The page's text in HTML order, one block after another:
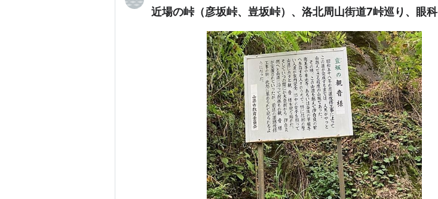
近場の峠（彦坂峠、豈坂峠）、洛北周山街道7峠巡り、眼科